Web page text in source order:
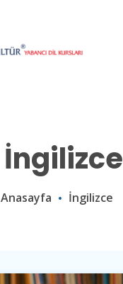
İngilizce
Anasayfa İngilizce